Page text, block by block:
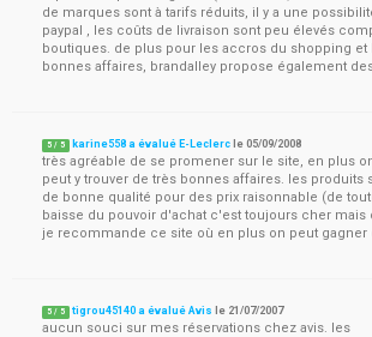
de marques sont à tarifs réduits, il y a une
paypal , les coûts de livraison sont peu élevés
boutiques. de plus pour les accros du shopping et
bonnes affaires, brandalley propose également
5 / 5 karine558 a évalué E-Leclerc le05/09/2008
très agréable de se promener sur le site, en plus
peut y trouver de très bonnes affaires. les produits
de bonne qualité pour des prix raisonnable (de
baisse du pouvoir d'achat c'est toujours cher
je recommande ce site où en plus on peut gagner
5 / 5 tigrou45140 a évalué Avis le 21/07/2007
aucun souci sur mes réservations chez avis. les